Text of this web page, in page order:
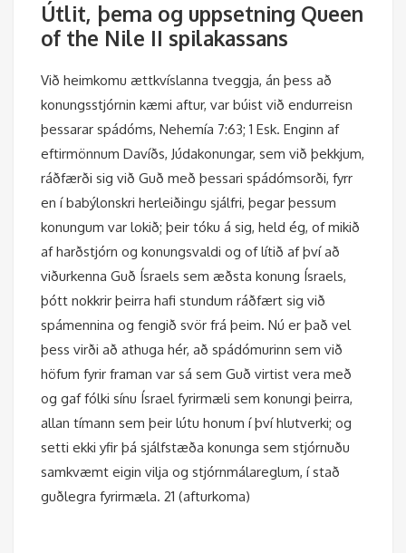
Útlit, þema og uppsetning Queen
of the Nile II spilakassans
Við heimkomu ættkvíslanna tveggja, án þess að
konungsstjórnin kæmi aftur, var búist við endurreisn
þessarar spádóms, Nehemía 7:63; 1 Esk. Enginn af
eftirmönnum Davíðs, Júdakonungar, sem við þekkjum,
ráðfærði sig við Guð með þessari spádómsorði, fyrr
en í babýlonskri herleiðingu sjálfri, þegar þessum
konungum var lokið; þeir tóku á sig, held ég, of mikið
af harðstjórn og konungsvaldi og of lítið af því að
viðurkenna Guð Ísraels sem æðsta konung Ísraels,
þótt nokkrir þeirra hafi stundum ráðfært sig við
spámennina og fengið svör frá þeim. Nú er það vel
þess virði að athuga hér, að spádómurinn sem við
höfum fyrir framan var sá sem Guð virtist vera með
og gaf fólki sínu Ísrael fyrirmæli sem konungi þeirra,
allan tímann sem þeir lútu honum í því hlutverki; og
setti ekki yfir þá sjálfstæða konunga sem stjórnuðu
samkvæmt eigin vilja og stjórnmálareglum, í stað
guðlegra fyrirmæla. 21 (afturkoma)